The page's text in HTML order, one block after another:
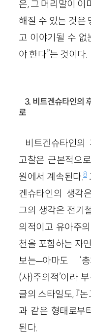
은, 그 머리말이 이
해질 수 있는 것은
고 이야기될 수 없
야 한다”는 것이다.
3. 비트겐슈타인의
로
비트겐슈타인의
고찰은 근본적으
원에서 계속된다.8
겐슈타인의 생각
그의 생각은 전기
의적이고 유아주
천을 포함하는 자
보는─아마도 ‘총
(사)주의적’이라
글의 스타일도, 『
과 같은 형태로부
된다.